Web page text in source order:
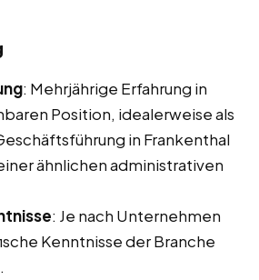
: Mehrjährige Erfahrung in
Position, idealerweise als
in Frankenthal
ähnlichen administrativen
: Je nach Unternehmen
Kenntnisse der Branche